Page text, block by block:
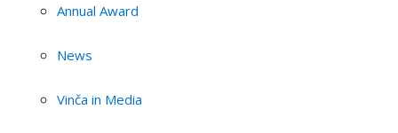
Annual Award
News
Vinča in Media